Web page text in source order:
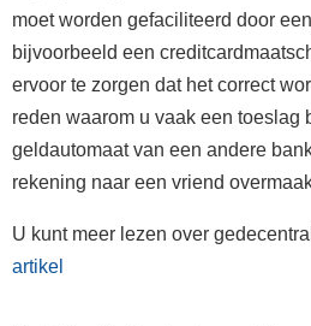
moet worden gefaciliteerd door
bijvoorbeeld een
ervoor te zorgen dat het correct
reden waarom u vaak een toeslag
geldautomaat van een andere
rekening naar een vriend
U kunt meer lezen over
artikel